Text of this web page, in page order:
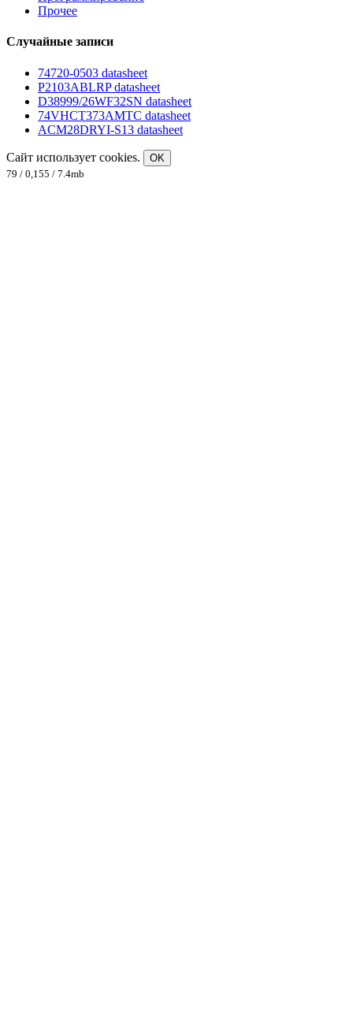
Прочее
Случайные записи
74720-0503 datasheet
P2103ABLRP datasheet
D38999/26WF32SN datasheet
74VHCT373AMTC datasheet
ACM28DRYI-S13 datasheet
Сайт использует cookies.
OK
79 / 0,155 / 7.4mb